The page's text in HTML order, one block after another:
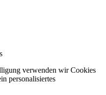
verwenden wir Cookies
personalisiertes